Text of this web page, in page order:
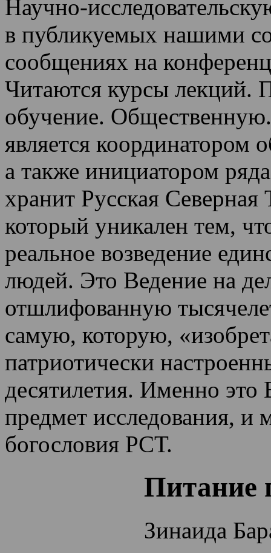
Научно-
в публикуемых нашими
сообщениях на
Читаются курсы лекций.
обучение.
является
а также инициатором
хранит Русская
который уникален тем,
реальное возведение
людей. Это Ведение на
отшлифованную
самую, которую,
патриотически
десятилетия. Именно это
предмет исследования, и
богословия РСТ.
Питание
Зинаида